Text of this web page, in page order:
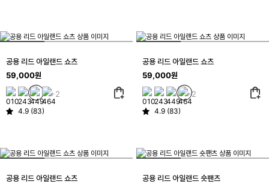
공용 리드 아일랜드 쇼츠
59,000원
+2
4.9 (83)
공용 리드 아일랜드 쇼츠
59,000원
+2
4.9 (83)
공용 리드 아일랜드 쇼츠
공용 리드 아일랜드 숏팬츠